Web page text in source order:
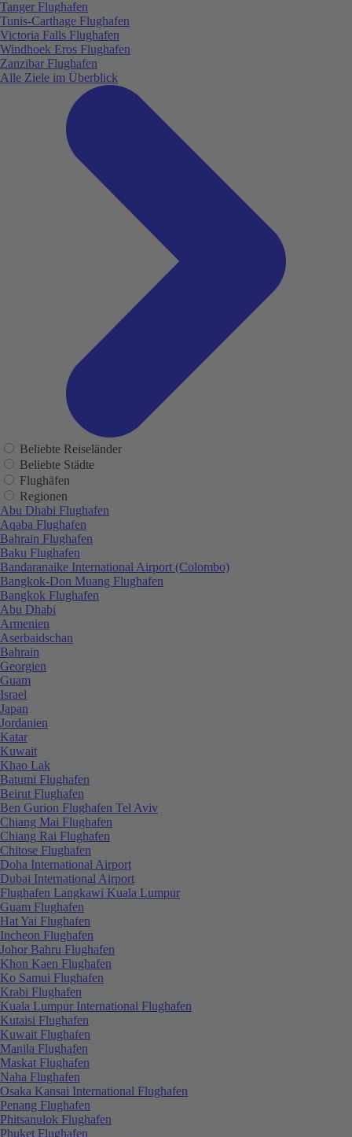
Tanger Flughafen
Tunis-Carthage Flughafen
Victoria Falls Flughafen
Windhoek Eros Flughafen
Zanzibar Flughafen
Alle Ziele im Überblick
Beliebte Reiseländer
Beliebte Städte
Flughäfen
Regionen
Abu Dhabi Flughafen
Aqaba Flughafen
Bahrain Flughafen
Baku Flughafen
Bandaranaike International Airport (Colombo)
Bangkok-Don Muang Flughafen
Bangkok Flughafen
Abu Dhabi
Armenien
Aserbaidschan
Bahrain
Georgien
Guam
Israel
Japan
Jordanien
Katar
Kuwait
Khao Lak
Batumi Flughafen
Beirut Flughafen
Ben Gurion Flughafen Tel Aviv
Chiang Mai Flughafen
Chiang Rai Flughafen
Chitose Flughafen
Doha International Airport
Dubai International Airport
Flughafen Langkawi Kuala Lumpur
Guam Flughafen
Hat Yai Flughafen
Incheon Flughafen
Johor Bahru Flughafen
Khon Kaen Flughafen
Ko Samui Flughafen
Krabi Flughafen
Kuala Lumpur International Flughafen
Kutaisi Flughafen
Kuwait Flughafen
Manila Flughafen
Maskat Flughafen
Naha Flughafen
Osaka Kansai International Flughafen
Penang Flughafen
Phitsanulok Flughafen
Phuket Flughafen